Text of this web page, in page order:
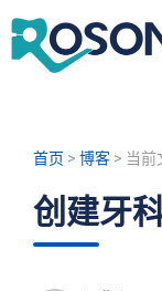
首页 > 博客 > 当前
创建牙